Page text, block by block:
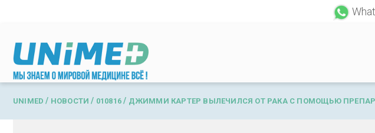
UNIMED / НОВОСТИ / 010816 / ДЖИММИ КАРТЕР ВЫЛЕЧИЛСЯ ОТ РАКА С ПОМОЩЬЮ